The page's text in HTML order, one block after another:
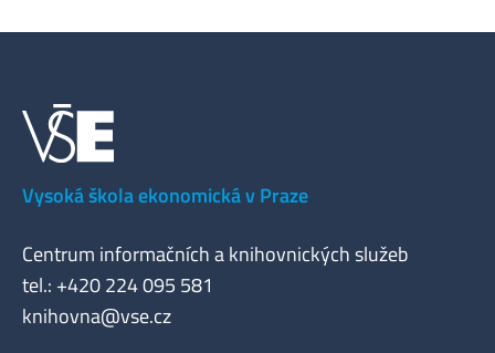
Vysoká škola ekonomická v Praze
Centrum informačních a knihovnických služeb
tel.: +420 224 095 581
knihovna@vse.cz